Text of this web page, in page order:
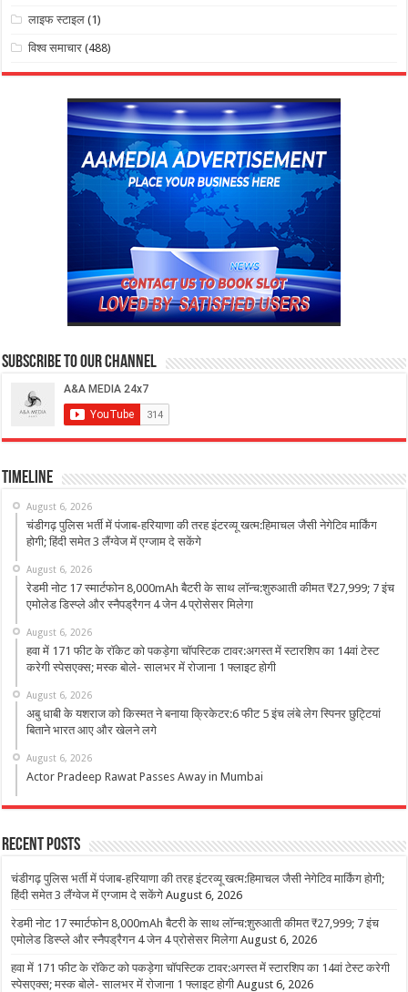
लाइफ स्टाइल (1)
विश्व समाचार (488)
Subscribe to our Channel
Timeline
August 6, 2026
चंडीगढ़ पुलिस भर्ती में पंजाब-हरियाणा की तरह इंटरव्यू खत्म:हिमाचल जैसी नेगेटिव मार्किंग
होगी; हिंदी समेत 3 लैंग्वेज में एग्जाम दे सकेंगे
August 6, 2026
रेडमी नोट 17 स्मार्टफोन 8,000mAh बैटरी के साथ लॉन्च:शुरुआती कीमत ₹27,999; 7 इंच
एमोलेड डिस्प्ले और स्नैपड्रैगन 4 जेन 4 प्रोसेसर मिलेगा
August 6, 2026
हवा में 171 फीट के रॉकेट को पकड़ेगा चॉपस्टिक टावर:अगस्त में स्टारशिप का 14वां टेस्ट
करेगी स्पेसएक्स; मस्क बोले- सालभर में रोजाना 1 फ्लाइट होगी
August 6, 2026
अबु धाबी के यशराज को किस्मत ने बनाया क्रिकेटर:6 फीट 5 इंच लंबे लेग स्पिनर छुट्टियां
बिताने भारत आए और खेलने लगे
August 6, 2026
Actor Pradeep Rawat Passes Away in Mumbai
Recent Posts
चंडीगढ़ पुलिस भर्ती में पंजाब-हरियाणा की तरह इंटरव्यू खत्म:हिमाचल जैसी नेगेटिव मार्किंग होगी;
हिंदी समेत 3 लैंग्वेज में एग्जाम दे सकेंगे August 6, 2026
रेडमी नोट 17 स्मार्टफोन 8,000mAh बैटरी के साथ लॉन्च:शुरुआती कीमत ₹27,999; 7 इंच
एमोलेड डिस्प्ले और स्नैपड्रैगन 4 जेन 4 प्रोसेसर मिलेगा August 6, 2026
हवा में 171 फीट के रॉकेट को पकड़ेगा चॉपस्टिक टावर:अगस्त में स्टारशिप का 14वां टेस्ट करेगी
स्पेसएक्स; मस्क बोले- सालभर में रोजाना 1 फ्लाइट होगी August 6, 2026